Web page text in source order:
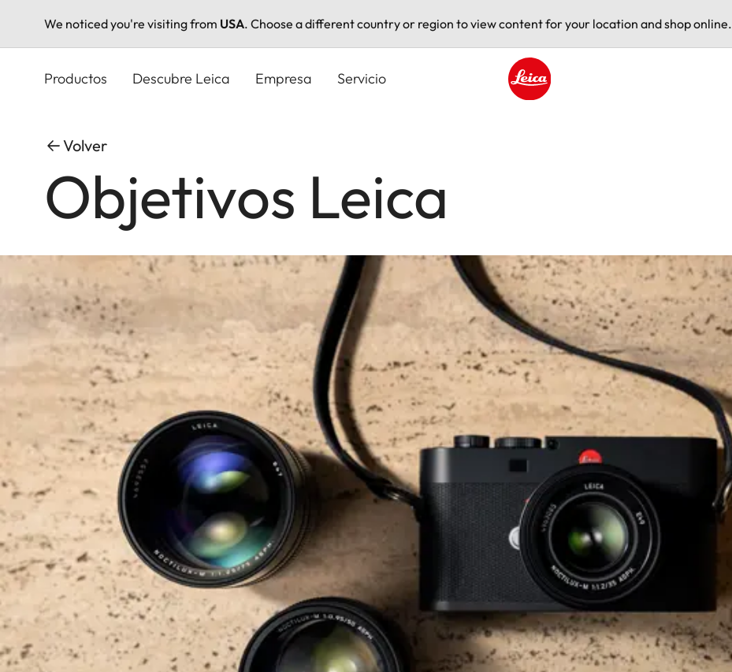
We noticed you're visiting from USA. Choose a different country or region to view content for your location and shop online.
Productos Descubre Leica Empresa Servicio
Volver
Objetivos Leica